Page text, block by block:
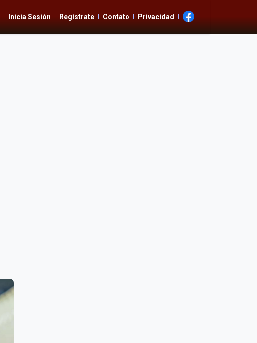
Inicia Sesión Regístrate Contato Privacidad